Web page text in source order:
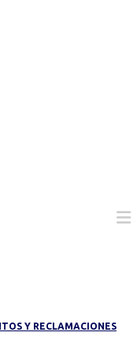
Y RECLAMACIONES